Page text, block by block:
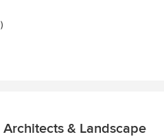
& Landscape